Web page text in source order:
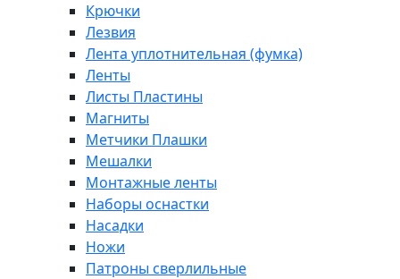
Крючки
Лезвия
Лента уплотнительная (фумка)
Ленты
Листы Пластины
Магниты
Метчики Плашки
Мешалки
Монтажные ленты
Наборы оснастки
Насадки
Ножи
Патроны сверлильные